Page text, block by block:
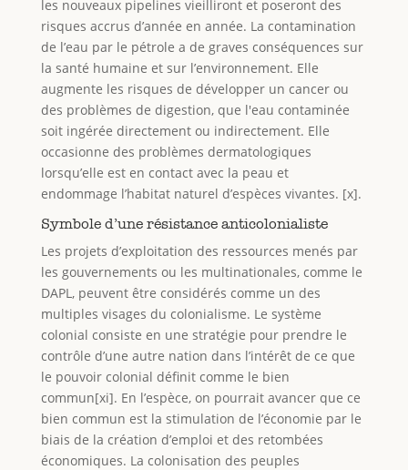
les nouveaux pipelines vieilliront et poseront des
risques accrus d’année en année. La contamination
de l’eau par le pétrole a de graves conséquences sur
la santé humaine et sur l’environnement. Elle
augmente les risques de développer un cancer ou
des problèmes de digestion, que l'eau contaminée
soit ingérée directement ou indirectement. Elle
occasionne des problèmes dermatologiques
lorsqu’elle est en contact avec la peau et
endommage l’habitat naturel d’espèces vivantes. [x].
Symbole d’une résistance anticolonialiste
Les projets d’exploitation des ressources menés par
les gouvernements ou les multinationales, comme le
DAPL, peuvent être considérés comme un des
multiples visages du colonialisme. Le système
colonial consiste en une stratégie pour prendre le
contrôle d’une autre nation dans l’intérêt de ce que
le pouvoir colonial définit comme le bien
commun[xi]. En l’espèce, on pourrait avancer que ce
bien commun est la stimulation de l’économie par le
biais de la création d’emploi et des retombées
économiques. La colonisation des peuples